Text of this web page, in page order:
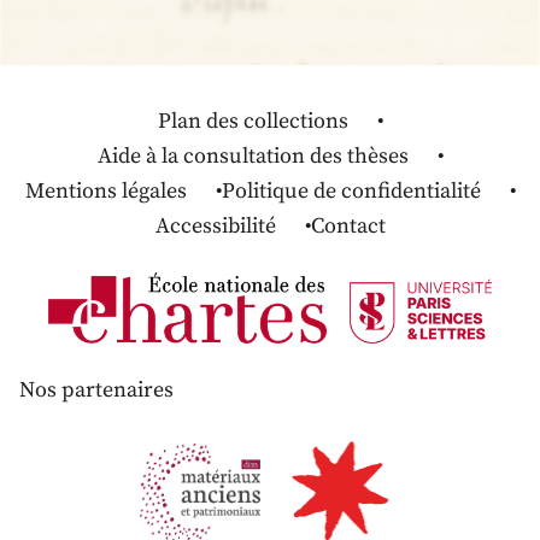
Plan des collections
Aide à la consultation des thèses
Mentions légales
Politique de confidentialité
Accessibilité
Contact
Nos partenaires